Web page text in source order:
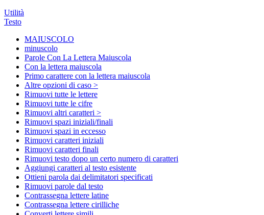
Utilità
Testo
MAIUSCOLO
minuscolo
Parole Con La Lettera Maiuscola
Con la lettera maiuscola
Primo carattere con la lettera maiuscola
Altre opzioni di caso >
Rimuovi tutte le lettere
Rimuovi tutte le cifre
Rimuovi altri caratteri >
Rimuovi spazi iniziali/finali
Rimuovi spazi in eccesso
Rimuovi caratteri iniziali
Rimuovi caratteri finali
Rimuovi testo dopo un certo numero di caratteri
Aggiungi caratteri al testo esistente
Ottieni parola dai delimitatori specificati
Rimuovi parole dal testo
Contrassegna lettere latine
Contrassegna lettere cirilliche